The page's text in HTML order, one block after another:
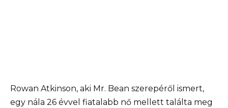
Rowan Atkinson, aki Mr. Bean szerepéről ismert,
egy nála 26 évvel fiatalabb nő mellett találta meg